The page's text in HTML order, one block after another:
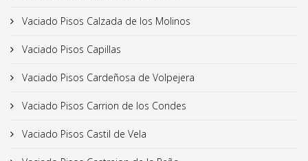
Vaciado Pisos Calzada de los Molinos
Vaciado Pisos Capillas
Vaciado Pisos Cardeñosa de Volpejera
Vaciado Pisos Carrion de los Condes
Vaciado Pisos Castil de Vela